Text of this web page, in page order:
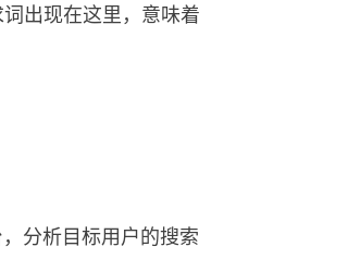
出现在这里，意味着
分析目标用户的搜索